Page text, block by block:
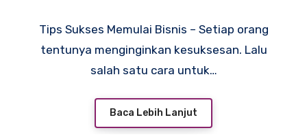
Tips Sukses Memulai Bisnis – Setiap orang
tentunya menginginkan kesuksesan. Lalu
salah satu cara untuk…
Baca Lebih Lanjut